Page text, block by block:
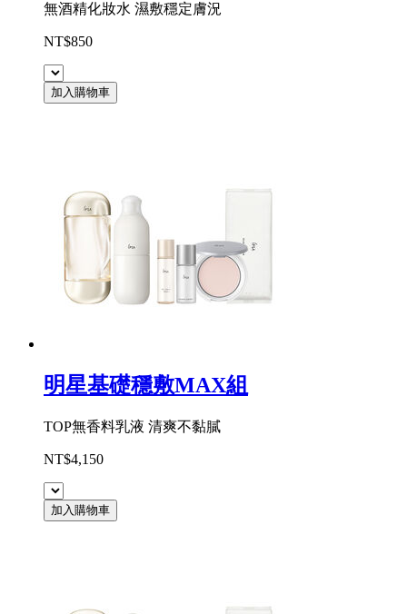
無酒精化妝水 濕敷穩定膚況
NT$850
加入購物車
明星基礎穩敷MAX組
TOP無香料乳液 清爽不黏膩
NT$4,150
加入購物車